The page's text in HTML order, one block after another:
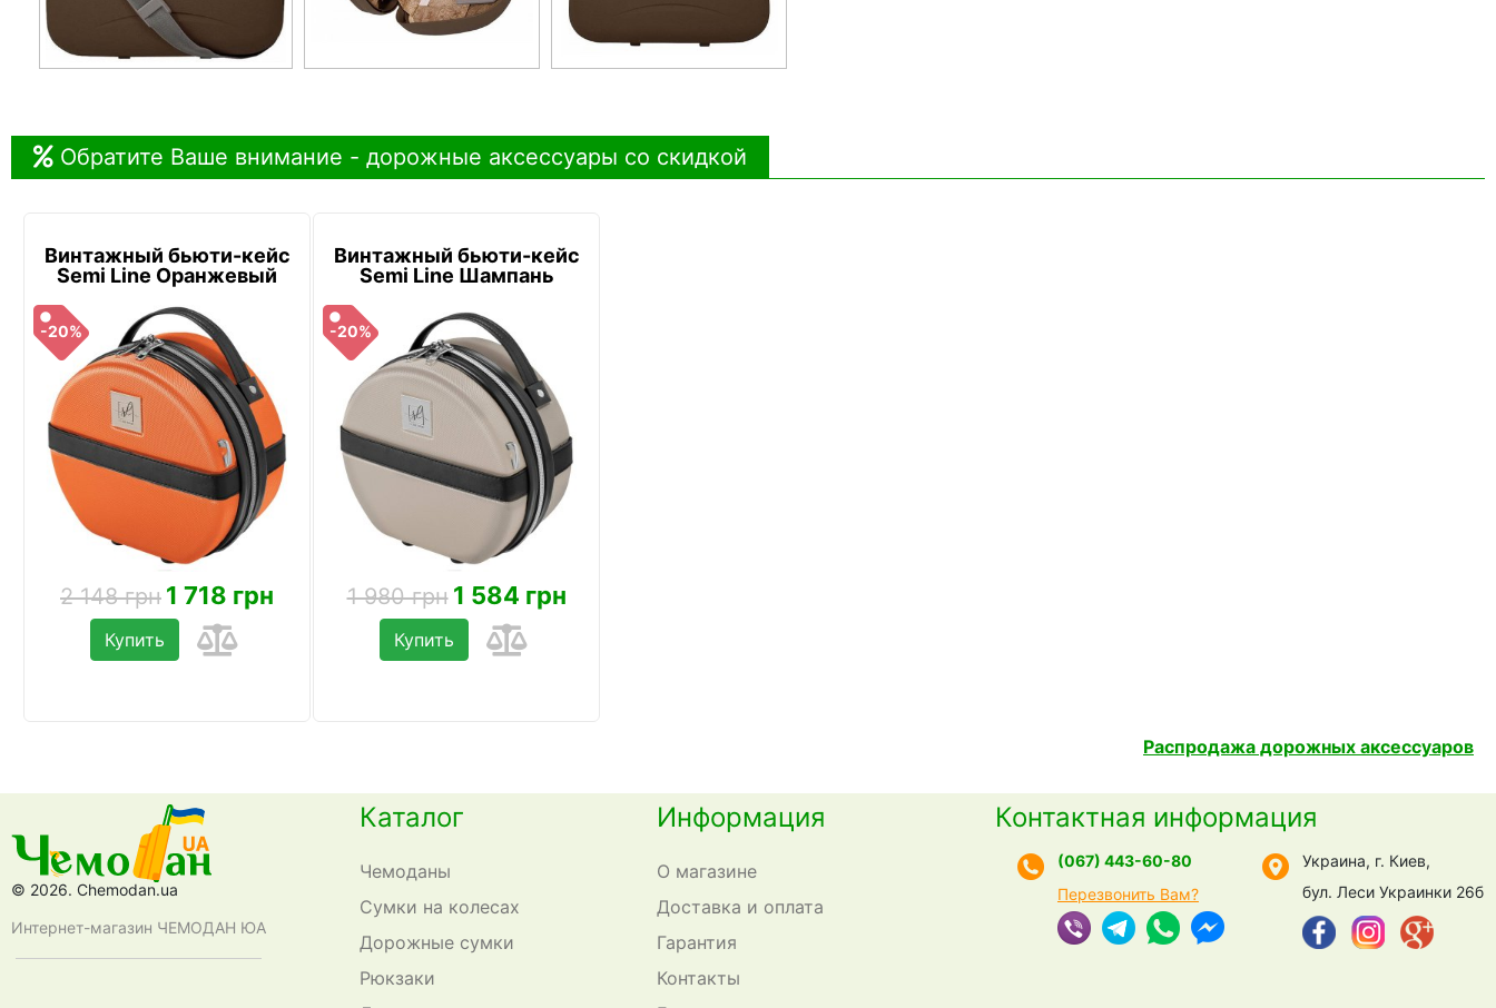
Обратите Ваше внимание - дорожные аксессуары со скидкой
Винтажный бьюти-кейс
Semi Line Оранжевый
-20%
2 148 грн 1 718 грн
Купить
Винтажный бьюти-кейс
Semi Line Шампань
-20%
1 980 грн 1 584 грн
Купить
Распродажа дорожных аксессуаров
© 2026. Chemodan.ua
Интернет-магазин ЧЕМОДАН ЮА
Каталог
Чемоданы
Сумки на колесах
Дорожные сумки
Рюкзаки
Информация
О магазине
Доставка и оплата
Гарантия
Контакты
Контактная информация
(067) 443-60-80
Перезвонить Вам?
Украина, г. Киев,
бул. Леси Украинки 26б